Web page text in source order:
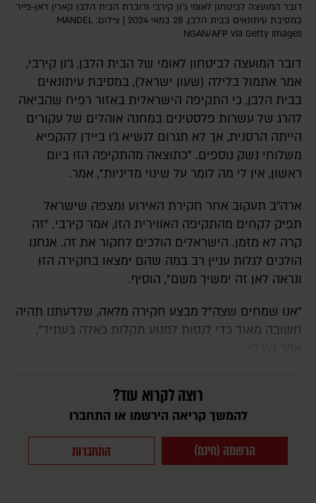
דובר המועצה לביטחון לאומי ג'ון קירבי ודוברת הבית הלבן קארין ז'אן-פייר
במסיבת עיתונאים בבית הלבן, 28 במאי 2024 | צילום: MANDEL
NGAN/AFP via Getty Images
דובר המועצה לביטחון לאומי של הבית הלבן, ג'ון קירבי,
אמר אתמול בלילה (שעון ישראל), במסיבת עיתונאים
בבית הלבן, כי התקיפה הישראלית באזור רפיח שהביאה
להרג של עשרות פלסטינים במחנה אוהלים של עקורים
הייתה הרסנית, אך לא תגרום לנשיא ג'ו ביידן להקפיא
משלוחי נשק נוספים. "כתוצאה מהתקיפה הזו ביום
ראשון, אין לי מה לומר על שינוי מדיניות", אמר.
ארה"ב תעקוב אחר חקירת האירוע ומצפה שישראל
תפיק לקחים מהתקיפה האווירית הזו, אמר קירבי. "זה
קרה לא מזמן. הישראלים הולכים לחקור את זה. אנחנו
הולכים לגלות עניין רב במה שהם ימצאו בחקירה הזו
ונראה לאן זה ימשיך משם", הוסיף.
"אנו שמחים שצה"ל מבצע חקירה מלאה, שלדעתנו תהיה
חשובה מאוד כדי לנסות למנוע תקלות כאלה בעתיד",
רוצה לקרוא עוד?
להמשך קריאה הירשמו או התחברו
הרשמה (חינם) התחברות